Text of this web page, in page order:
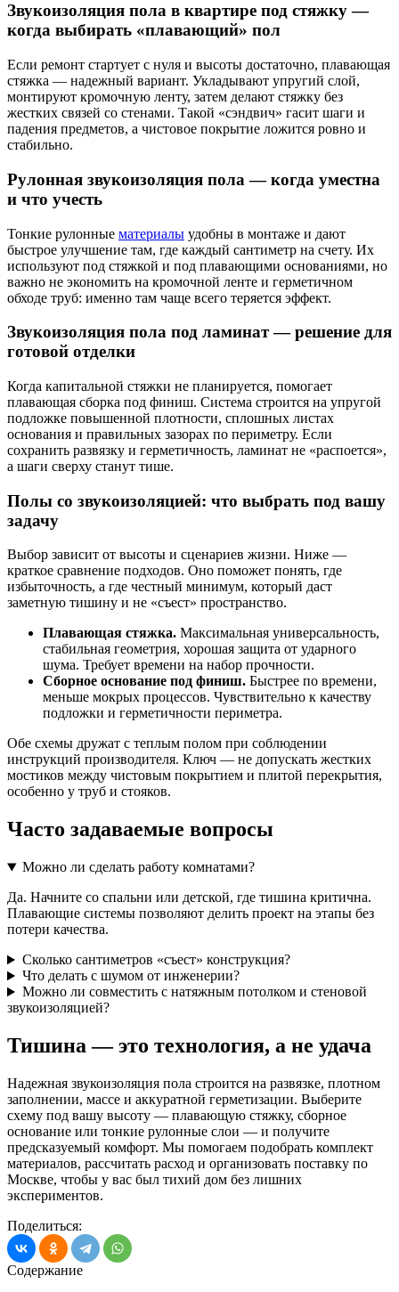
Звукоизоляция пола в квартире под стяжку—
когда выбирать «плавающий» пол
Если ремонт стартует с нуля и высоты достаточно, плавающая
стяжка — надежный вариант. Укладывают упругий слой,
монтируют кромочную ленту, затем делают стяжку без
жестких связей со стенами. Такой «сэндвич» гасит шаги и
падения предметов, а чистовое покрытие ложится ровно и
стабильно.
Рулонная звукоизоляция пола — когда уместна
и что учесть
Тонкие рулонные материалы удобны в монтаже и дают
быстрое улучшение там, где каждый сантиметр на счету. Их
используют под стяжкой и под плавающими основаниями, но
важно не экономить на кромочной ленте и герметичном
обходе труб: именно там чаще всего теряется эффект.
Звукоизоляция пола под ламинат— решение для
готовой отделки
Когда капитальной стяжки не планируется, помогает
плавающая сборка под финиш. Система строится на упругой
подложке повышенной плотности, сплошных листах
основания и правильных зазорах по периметру. Если
сохранить развязку и герметичность, ламинат не «распоется»,
а шаги сверху станут тише.
Полы со звукоизоляцией: что выбрать под вашу
задачу
Выбор зависит от высоты и сценариев жизни. Ниже —
краткое сравнение подходов. Оно поможет понять, где
избыточность, а где честный минимум, который даст
заметную тишину и не «съест» пространство.
Плавающая стяжка. Максимальная универсальность,
стабильная геометрия, хорошая защита от ударного
шума. Требует времени на набор прочности.
Сборное основание под финиш. Быстрее по времени,
меньше мокрых процессов. Чувствительно к качеству
подложки и герметичности периметра.
Обе схемы дружат с теплым полом при соблюдении
инструкций производителя. Ключ — не допускать жестких
мостиков между чистовым покрытием и плитой перекрытия,
особенно у труб и стояков.
Часто задаваемые вопросы
Можно ли сделать работу комнатами?
Да. Начните со спальни или детской, где тишина критична.
Плавающие системы позволяют делить проект на этапы без
потери качества.
Сколько сантиметров «съест» конструкция?
Что делать с шумом от инженерии?
Можно ли совместить с натяжным потолком и стеновой
звукоизоляцией?
Тишина — это технология, а не удача
Надежная звукоизоляция пола строится на развязке, плотном
заполнении, массе и аккуратной герметизации. Выберите
схему под вашу высоту — плавающую стяжку, сборное
основание или тонкие рулонные слои — и получите
предсказуемый комфорт. Мы помогаем подобрать комплект
материалов, рассчитать расход и организовать поставку по
Москве, чтобы у вас был тихий дом без лишних
экспериментов.
Поделиться:
Содержание